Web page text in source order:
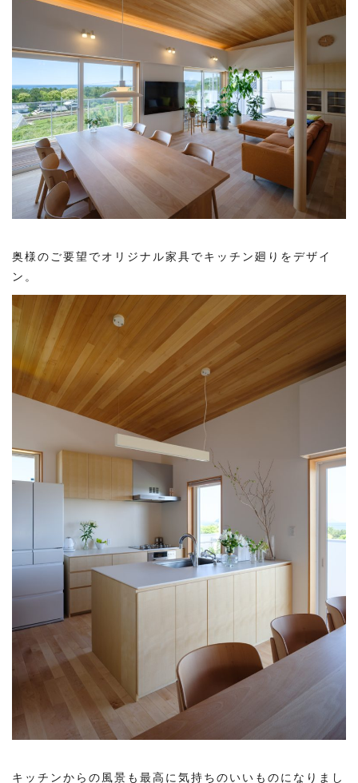
奥様のご要望でオリジナル家具でキッチン廻りをデザイ
ン。
キッチンからの風景も最高に気持ちのいいものになりまし